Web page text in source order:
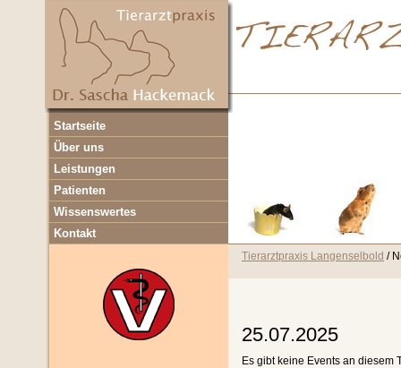
Navigation
überspringen
Startseite
Über uns
Leistungen
Patienten
Wissenswertes
Kontakt
Tierarztpraxis Langenselbold
25.07.2025
Es gibt keine Events an diesem